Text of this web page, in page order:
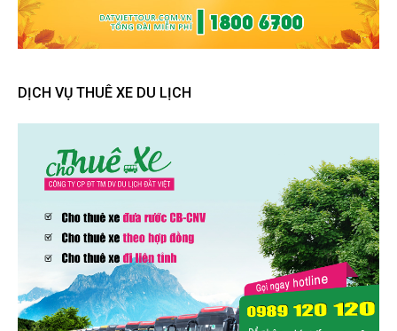
DỊCH VỤ THUÊ XE DU LỊCH